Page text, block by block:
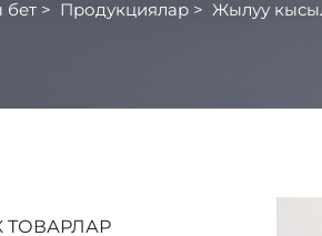
> Продукциялар > Жылуу
ТОВАРЛАР